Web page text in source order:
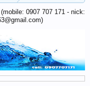
0907 707 171 - nick: